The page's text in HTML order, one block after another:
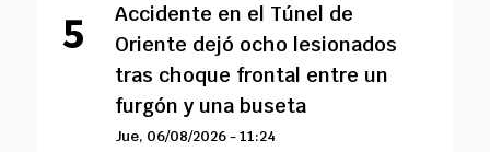
Accidente en el Túnel de
Oriente dejó ocho lesionados
tras choque frontal entre un
furgón y una buseta
Jue, 06/08/2026 - 11:24